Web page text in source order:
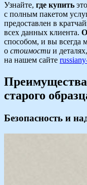
Узнайте, где купить
с полным пакетом
предоставлен в
всех данных клиента.
способом, и вы всегда
о стоимости и
на нашем сайте
старого
Безопасность и